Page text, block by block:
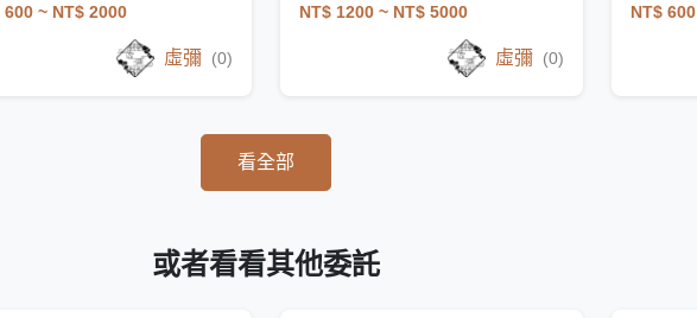
600 ~ NT$ 2000
虛彌 (0)
NT$ 1200 ~ NT$ 5000
虛彌 (0)
NT$ 600
看全部
或者看看其他委託